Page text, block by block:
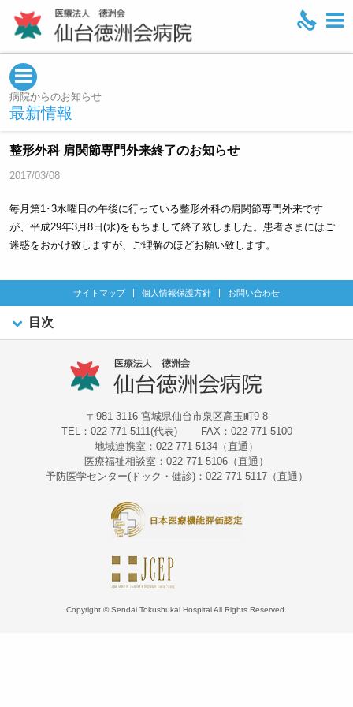
e
病院からのお知らせ
最新情報
整形外科 肩関節専門外来終了のお知らせ
2017/03/08
毎月第1･3水曜日の午後に行っている整形外科の肩関節専門外来です
が、平成29年3月8日(水)をもちまして終了致しました。患者さまにはご
迷惑をおかけ致しますが、ご理解のほどお願い致します。
サイトマップ 個人情報保護方針 お問い合わせ
目次
〒981-3116 宮城県仙台市泉区高玉町9-8
TEL：022-771-5111(代表)
FAX：022-771-5100
地域連携室：022-771-5134（直通）
医療福祉相談室：022-771-5106（直通）
予防医学センター(ドック・健診)：022-771-5117（直通）
Copyright © Sendai Tokushukai Hospital All Rights Reserved.